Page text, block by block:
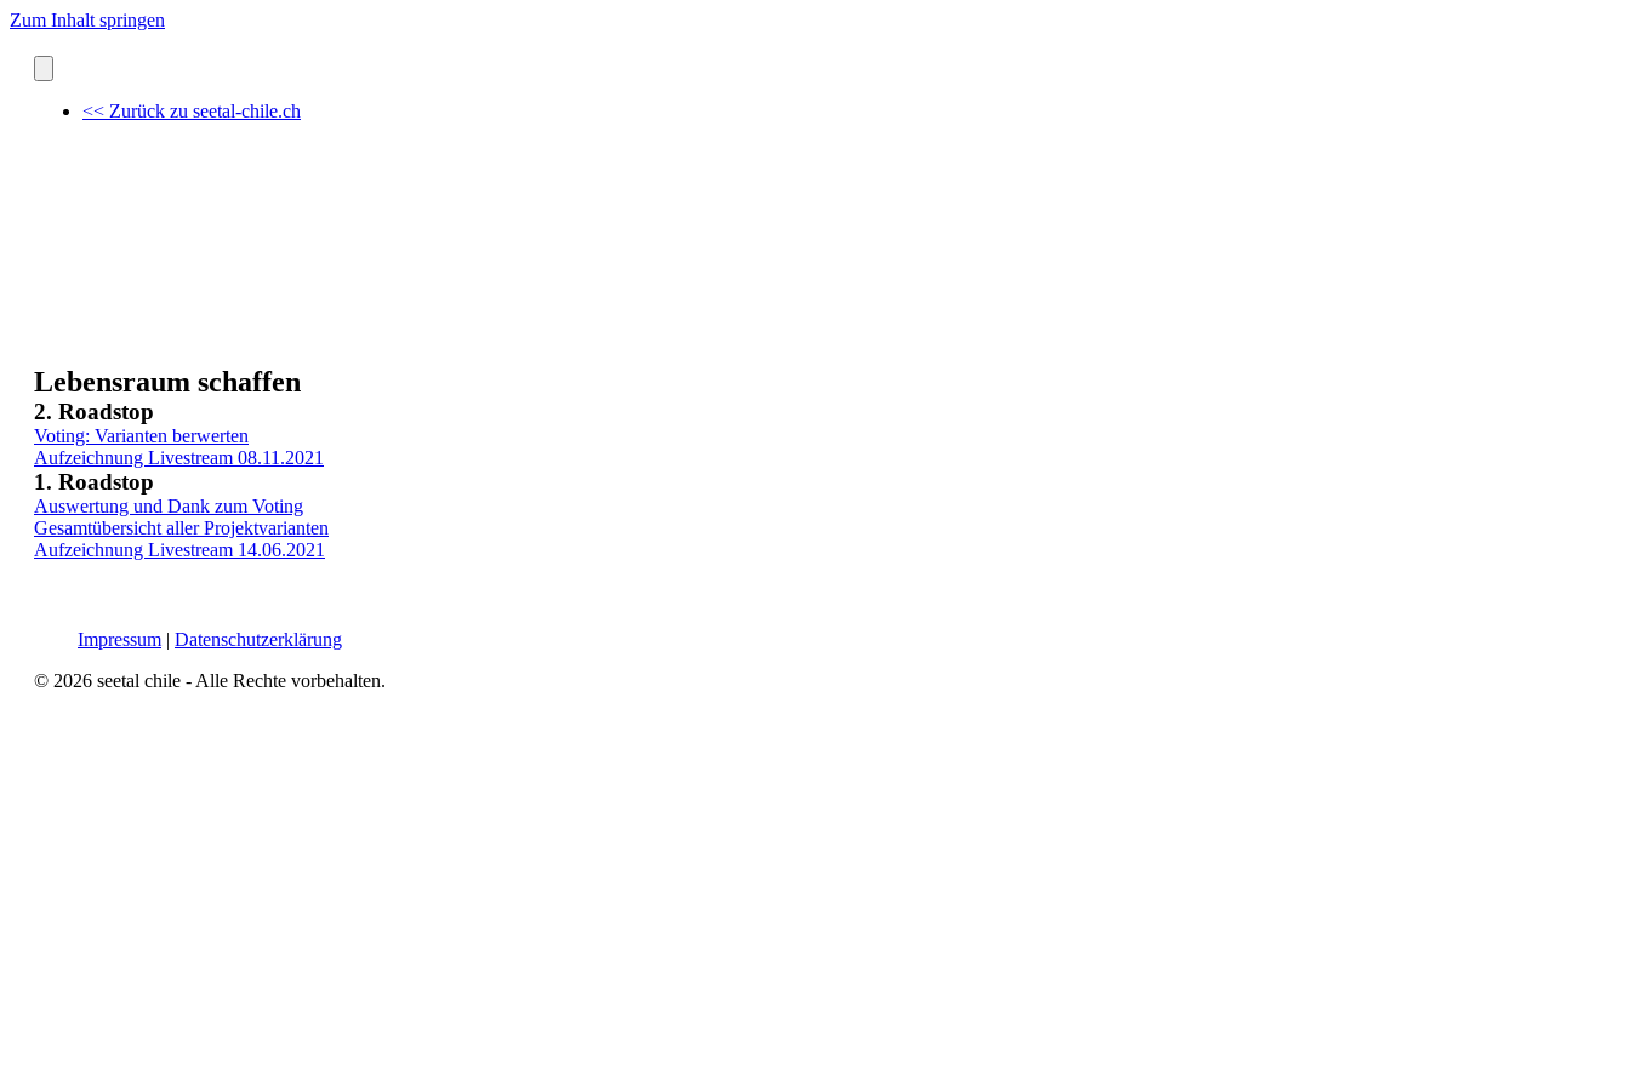
Zum Inhalt springen
<< Zurück zu seetal-chile.ch
Lebensraum schaffen
2. Roadstop
Voting: Varianten berwerten
Aufzeichnung Livestream 08.11.2021
1. Roadstop
Auswertung und Dank zum Voting
Gesamtübersicht aller Projektvarianten
Aufzeichnung Livestream 14.06.2021
Impressum | Datenschutzerklärung
© 2026 seetal chile - Alle Rechte vorbehalten.